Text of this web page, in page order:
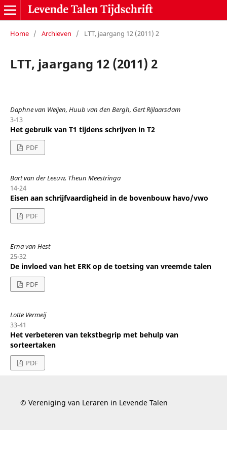
Home / Archieven / LTT, jaargang 12 (2011) 2
LTT, jaargang 12 (2011) 2
Daphne van Weijen, Huub van den Bergh, Gert Rijlaarsdam
3-13
Het gebruik van T1 tijdens schrijven in T2
PDF
Bart van der Leeuw, Theun Meestringa
14-24
Eisen aan schrijfvaardigheid in de bovenbouw havo/vwo
PDF
Erna van Hest
25-32
De invloed van het ERK op de toetsing van vreemde talen
PDF
Lotte Vermeij
33-41
Het verbeteren van tekstbegrip met behulp van
sorteertaken
PDF
© Vereniging van Leraren in Levende Talen